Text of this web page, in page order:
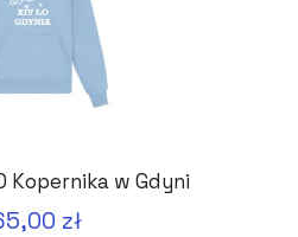
Kopernika w Gdyni
zł